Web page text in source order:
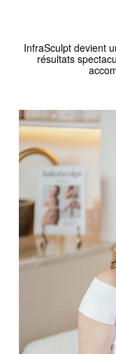
InfraSculpt devient
résultats